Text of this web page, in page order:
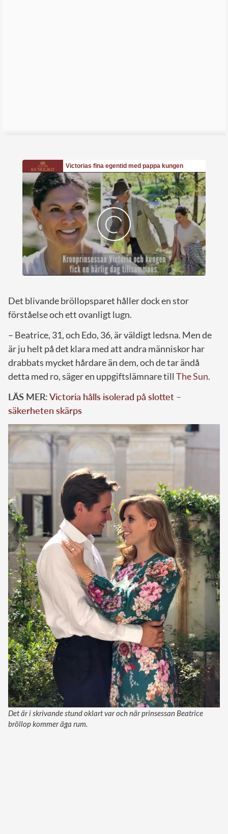
Det blivande bröllopsparet håller dock en stor
förståelse och ett ovanligt lugn.
– Beatrice, 31, och Edo, 36, är väldigt ledsna. Men de
är ju helt på det klara med att andra människor har
drabbats mycket hårdare än dem, och de tar ändå
detta med ro, säger en uppgiftslämnare till The Sun.
LÄS MER:Victoria hålls isolerad på slottet –
säkerheten skärps
Det är i skrivande stund oklart var och när prinsessan Beatrice
bröllop kommer äga rum.